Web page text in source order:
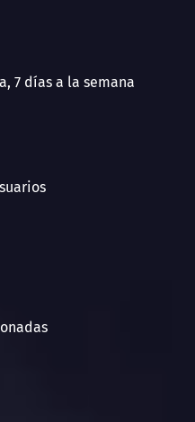
7 días a la semana